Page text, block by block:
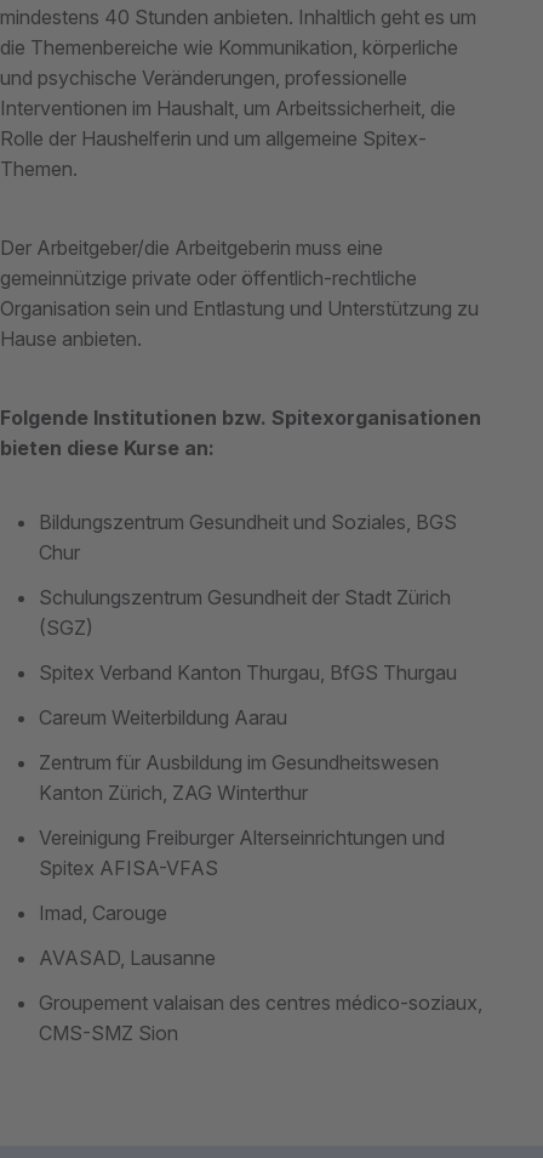
mindestens 40 Stunden anbieten. Inhaltlich geht es um
die Themenbereiche wie Kommunikation, körperliche
und psychische Veränderungen, professionelle
Interventionen im Haushalt, um Arbeitssicherheit, die
Rolle der Haushelferin und um allgemeine Spitex-
Themen.
Der Arbeitgeber/die Arbeitgeberin muss eine
gemeinnützige private oder öffentlich-rechtliche
Organisation sein und Entlastung und Unterstützung zu
Hause anbieten.
Folgende Institutionen bzw. Spitexorganisationen
bieten diese Kurse an:
Bildungszentrum Gesundheit und Soziales, BGS
Chur
Schulungszentrum Gesundheit der Stadt Zürich
(SGZ)
Spitex Verband Kanton Thurgau, BfGS Thurgau
Careum Weiterbildung Aarau
Zentrum für Ausbildung im Gesundheitswesen
Kanton Zürich, ZAG Winterthur
Vereinigung Freiburger Alterseinrichtungen und
Spitex AFISA-VFAS
Imad, Carouge
AVASAD, Lausanne
Groupement valaisan des centres médico-soziaux,
CMS-SMZ Sion